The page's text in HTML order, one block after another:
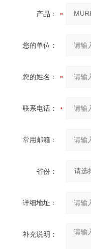
产品：
您的单位：
您的姓名：
联系电话：
常用邮箱：
省份：
详细地址：
补充说明：